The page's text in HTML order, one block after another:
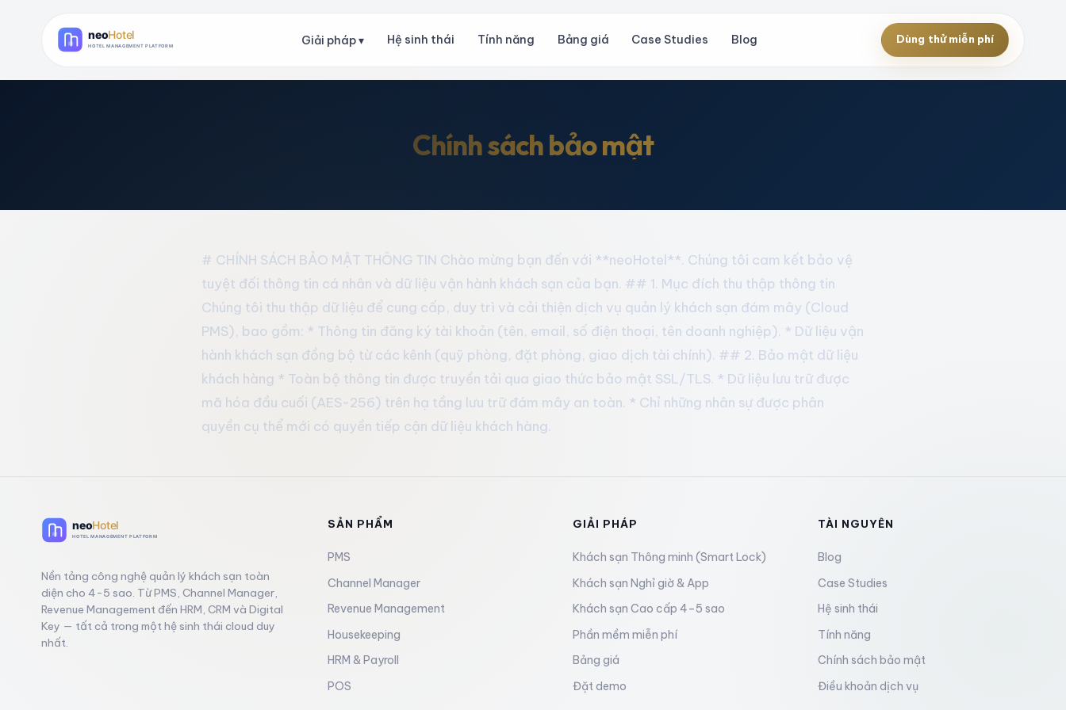
Giải pháp ▾ Hệ sinh thái Tính năng Bảng giá Case Studies Blog Dùng thử miễn phí
Chính sách bảo mật
# CHÍNH SÁCH BẢO MẬT THÔNG TIN Chào mừng bạn đến với **neoHotel**. Chúng tôi cam kết bảo vệ
tuyệt đối thông tin cá nhân và dữ liệu vận hành khách sạn của bạn. ## 1. Mục đích thu thập thông tin
Chúng tôi thu thập dữ liệu để cung cấp, duy trì và cải thiện dịch vụ quản lý khách sạn đám mây (Cloud
PMS), bao gồm: * Thông tin đăng ký tài khoản (tên, email, số điện thoại, tên doanh nghiệp). * Dữ liệu vận
hành khách sạn đồng bộ từ các kênh (quỹ phòng, đặt phòng, giao dịch tài chính). ## 2. Bảo mật dữ liệu
khách hàng * Toàn bộ thông tin được truyền tải qua giao thức bảo mật SSL/TLS. * Dữ liệu lưu trữ được
mã hóa đầu cuối (AES-256) trên hạ tầng lưu trữ đám mây an toàn. * Chỉ những nhân sự được phân
quyền cụ thể mới có quyền tiếp cận dữ liệu khách hàng.
Nền tảng công nghệ quản lý khách sạn toàn
diện cho 4-5 sao. Từ PMS, Channel Manager,
Revenue Management đến HRM, CRM và Digital
Key — tất cả trong một hệ sinh thái cloud duy
nhất.
SẢN PHẨM
PMS
Channel Manager
Revenue Management
Housekeeping
HRM & Payroll
POS
GIẢI PHÁP
Khách sạn Thông minh (Smart Lock)
Khách sạn Nghỉ giờ & App
Khách sạn Cao cấp 4–5 sao
Phần mềm miễn phí
Bảng giá
Đặt demo
TÀI NGUYÊN
Blog
Case Studies
Hệ sinh thái
Tính năng
Chính sách bảo mật
Điều khoản dịch vụ